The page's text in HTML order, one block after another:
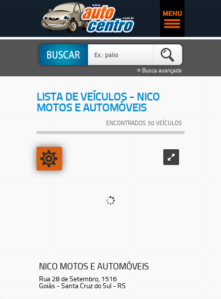
≡ Busca avançada
LISTA DE VEÍCULOS - NICO
MOTOS E AUTOMÓVEIS
ENCONTRADOS 30 VEÍCULOS
NICO MOTOS E AUTOMÓVEIS
Rua 28 de Setembro, 1516
Goiás - Santa Cruz do Sul - RS